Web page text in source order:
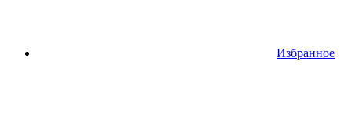
Избранное